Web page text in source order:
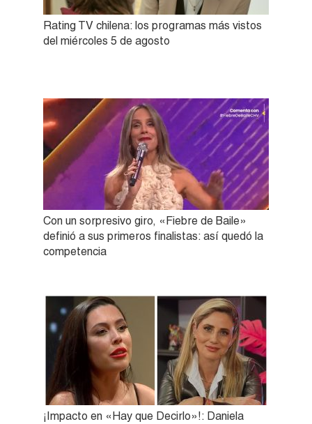
Rating TV chilena: los programas más vistos
del miércoles 5 de agosto
Con un sorpresivo giro, «Fiebre de Baile»
definió a sus primeros finalistas: así quedó la
competencia
¡Impacto en «Hay que Decirlo»!: Daniela